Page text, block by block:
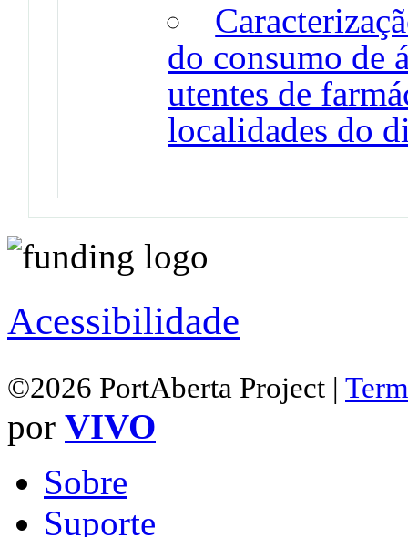
do consumo de
utentes de
localidades do
Acessibilidade
©2026 PortAberta Project |
por VIVO
Sobre
Suporte